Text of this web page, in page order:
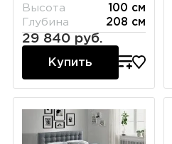
Высота
100 см
Глубина
208 см
29 840 руб.
Купить